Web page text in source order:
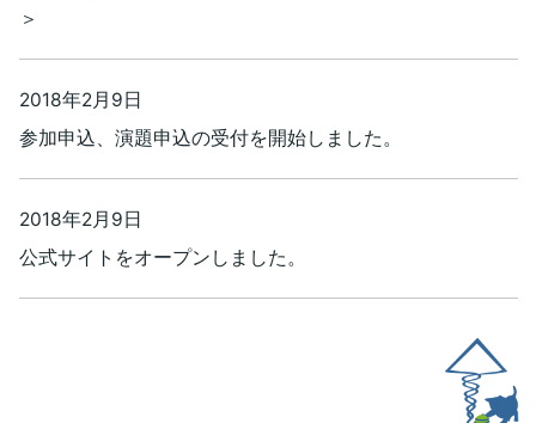
＞
2018年2月9日
参加申込、演題申込の受付を開始しました。
2018年2月9日
公式サイトをオープンしました。